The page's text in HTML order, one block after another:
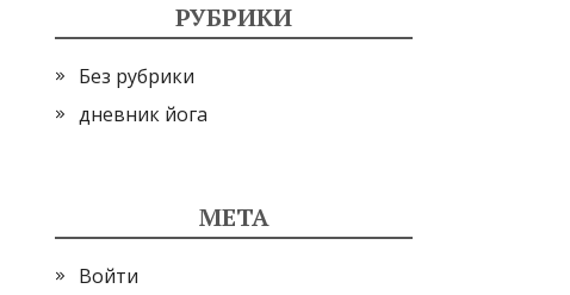
РУБРИКИ
Без рубрики
дневник йога
МЕТА
Войти